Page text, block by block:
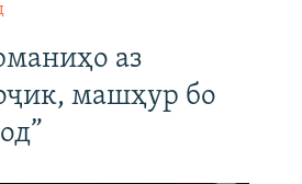
аз
машҳур бо